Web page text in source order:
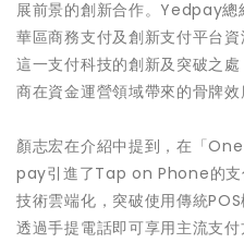
展前景的創新合作。Yedpay
華區商務支付及創新支付平台
這一支付科技的創新及突破之
商在資金運營領域帶來的骨牌效
顏志宏在介紹中提到，在「
pay引進了Tap on Phone的支
技術雲端化，突破使用傳統
透過手提電話即可享用主流支